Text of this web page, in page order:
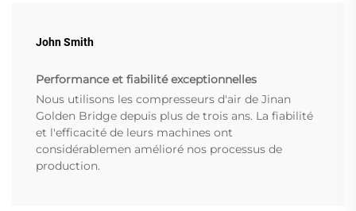
John Smith
Performance et fiabilité exceptionnelles
Nous utilisons les compresseurs d'air de Jinan
Golden Bridge depuis plus de trois ans. La fiabilité
et l'efficacité de leurs machines ont
considérablemen amélioré nos processus de
production.